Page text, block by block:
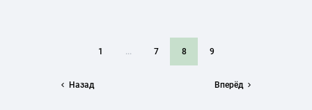
Назад
1 ... 7 8 9
Вперёд